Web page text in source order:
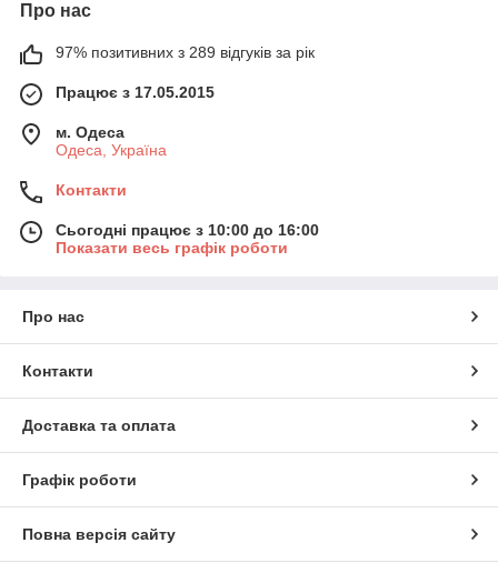
Про нас
97% позитивних з 289 відгуків за рік
Працює з 17.05.2015
м. Одеса
Одеса, Україна
Контакти
Сьогодні працює з 10:00 до 16:00
Показати весь графік роботи
Про нас
Контакти
Доставка та оплата
Графік роботи
Повна версія сайту